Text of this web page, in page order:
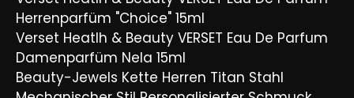
Herrenparfüm "Choice" 15ml
Verset Heatlh & Beauty VERSET Eau De Parfum
Damenparfüm Nela 15ml
Beauty-Jewels Kette Herren Titan Stahl